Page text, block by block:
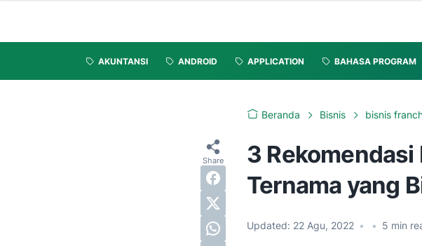
AKUNTANSI ANDROID APPLICATION BAHASA PROGRAM
Beranda Bisnis bisnis
3
Ternama yang
Updated: 22 Agu, 2022 • • 5 min